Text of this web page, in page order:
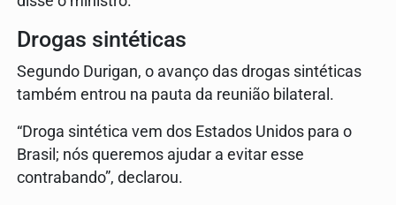
Drogas sintéticas
Segundo Durigan, o avanço das drogas sintéticas
também entrou na pauta da reunião bilateral.
“Droga sintética vem dos Estados Unidos para o
Brasil; nós queremos ajudar a evitar esse
contrabando”, declarou.